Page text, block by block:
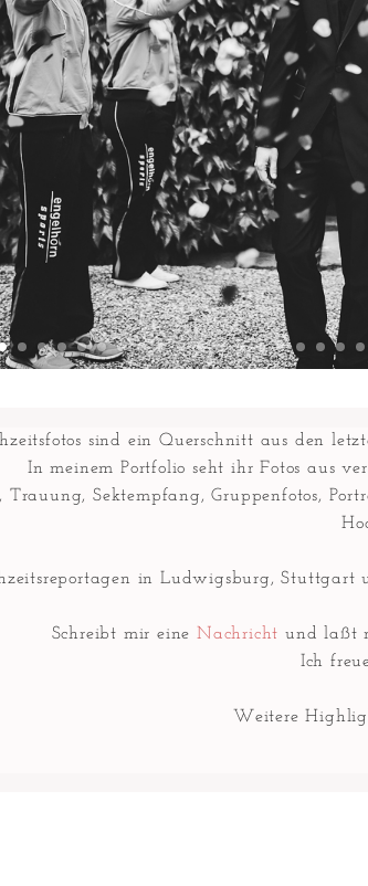
sind ein Querschnitt aus den
In meinem Portfolio seht ihr Fotos aus
Trauung, Sektempfang, Gruppenfotos,
in Ludwigsburg,
Schreibt mir eine Nachricht und laßt
Ich
Weitere